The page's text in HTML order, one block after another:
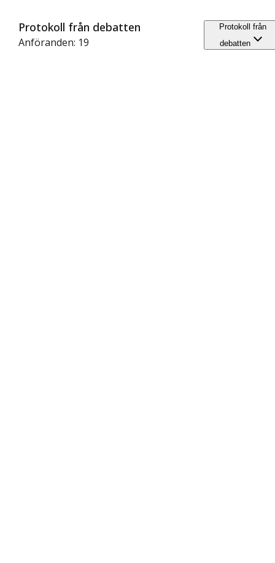
Protokoll från debatten
Anföranden: 19
Protokoll från
debatten